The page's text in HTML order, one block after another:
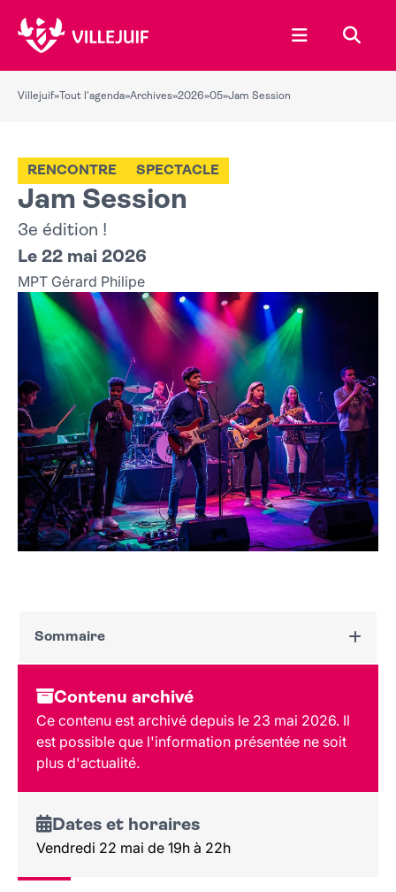
Ouvrir le
Villejuif» Tout l'agenda»Archives»2026»05»Jam Session
Jam Session
RENCONTRE SPECTACLE
3e édition !
Le 22 mai 2026
MPT Gérard Philipe
Sommaire
Dates et horaires
Au programme
Tarif et réservation
Public
Lieu et contact
Contenu archivé
Ce contenu est archivé depuis le 23 mai 2026. Il
est possible que l'information présentée ne soit
plus d'actualité.
Dates et horaires
Vendredi 22 mai de 19h à 22h